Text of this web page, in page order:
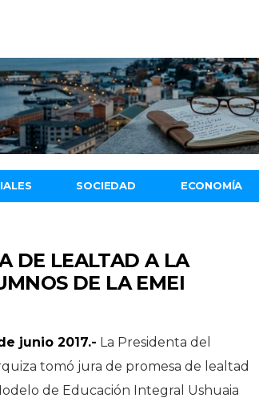
SOCIEDAD ECONOMÍA
DE LEALTAD A LA
DE LA EMEI
junio 2017.- La Presidenta del
tomó jura de promesa de lealtad
de Educación Integral Ushuaia